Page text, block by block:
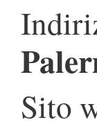
Sito